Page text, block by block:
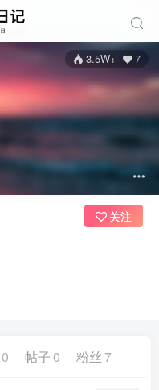
3.5W+ 7
关注
0 帖子 0 粉丝 7